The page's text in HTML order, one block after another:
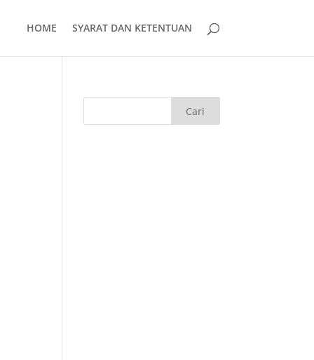
HOME SYARAT DAN KETENTUAN